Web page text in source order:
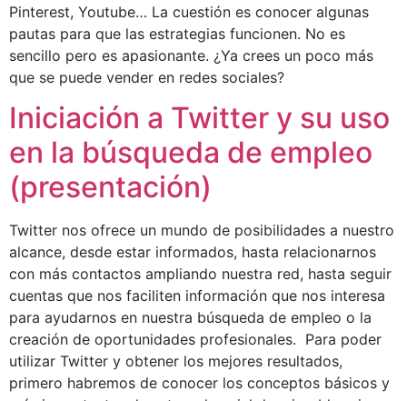
Pinterest, Youtube… La cuestión es conocer algunas
pautas para que las estrategias funcionen. No es
sencillo pero es apasionante. ¿Ya crees un poco más
que se puede vender en redes sociales?
Iniciación a Twitter y su uso
en la búsqueda de empleo
(presentación)
Twitter nos ofrece un mundo de posibilidades a nuestro
alcance, desde estar informados, hasta relacionarnos
con más contactos ampliando nuestra red, hasta seguir
cuentas que nos faciliten información que nos interesa
para ayudarnos en nuestra búsqueda de empleo o la
creación de oportunidades profesionales. Para poder
utilizar Twitter y obtener los mejores resultados,
primero habremos de conocer los conceptos básicos y